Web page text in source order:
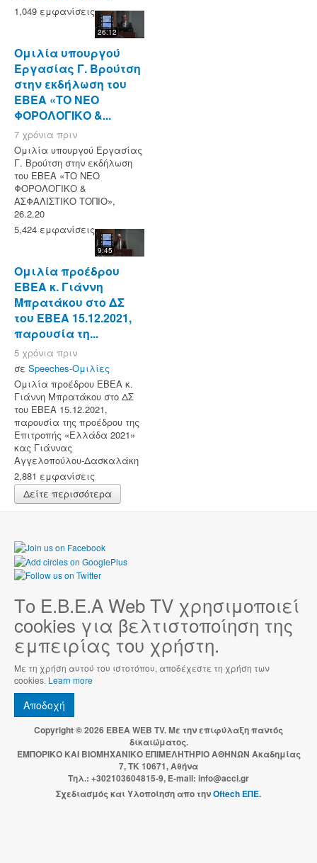
1,049 εμφανίσεις
26:12
Ομιλία υπουργού
Εργασίας Γ. Βρούτση
στην εκδήλωση του
ΕΒΕΑ «ΤΟ ΝΕΟ
ΦΟΡΟΛΟΓΙΚΟ &...
7 χρόνια πριν
Ομιλία υπουργού Εργασίας
Γ. Βρούτση στην εκδήλωση
του ΕΒΕΑ «ΤΟ ΝΕΟ
ΦΟΡΟΛΟΓΙΚΟ &
ΑΣΦΑΛΙΣΤΙΚΟ ΤΟΠΙΟ»,
26.2.20
5,424 εμφανίσεις
9:45
Ομιλία προέδρου
ΕΒΕΑ κ. Γιάννη
Μπρατάκου στο ΔΣ
του ΕΒΕΑ 15.12.2021,
παρουσία τη...
5 χρόνια πριν
σε Speeches-Ομιλίες
Ομιλία προέδρου ΕΒΕΑ κ.
Γιάννη Μπρατάκου στο ΔΣ
του ΕΒΕΑ 15.12.2021,
παρουσία της προέδρου της
Επιτροπής «Ελλάδα 2021»
κας Γιάννας
Αγγελοπούλου-Δασκαλάκη
2,881 εμφανίσεις
Δείτε περισσότερα
Το Ε.Β.Ε.Α Web TV χρησιμοποιεί
cookies για βελτιστοποίηση της
εμπειρίας του χρήστη.
Με τη χρήση αυτού του ιστοτόπου, αποδέχεστε τη χρήση των
cookies. Learn more
Αποδοχή
Copyright © 2026 EBEA WEB TV. Με την επιφύλαξη παντός
δικαιώματος.
ΕΜΠΟΡΙΚΟ ΚΑΙ ΒΙΟΜΗΧΑΝΙΚΟ ΕΠΙΜΕΛΗΤΗΡΙΟ ΑΘΗΝΩΝ Ακαδημίας
7, ΤΚ 10671, Αθήνα
Τηλ.: +302103604815-9, E-mail: info@acci.gr
Σχεδιασμός και Υλοποίηση απο τηνOftech ΕΠΕ.